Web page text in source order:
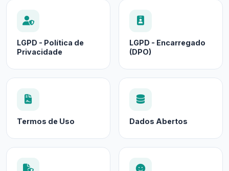
LGPD - Política de
Privacidade
LGPD - Encarregado
(DPO)
Termos de Uso Dados Abertos